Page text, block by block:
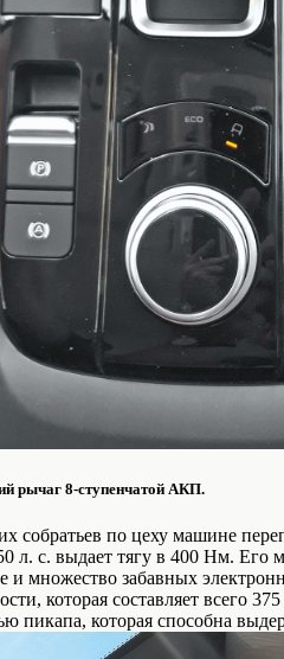
рычаг 8‑ступенчатой АКП.
собратьев по цеху машине
л. с. выдает тягу в 400 Нм. Его
и множество забавных
которая составляет всего
пикапа, которая способна